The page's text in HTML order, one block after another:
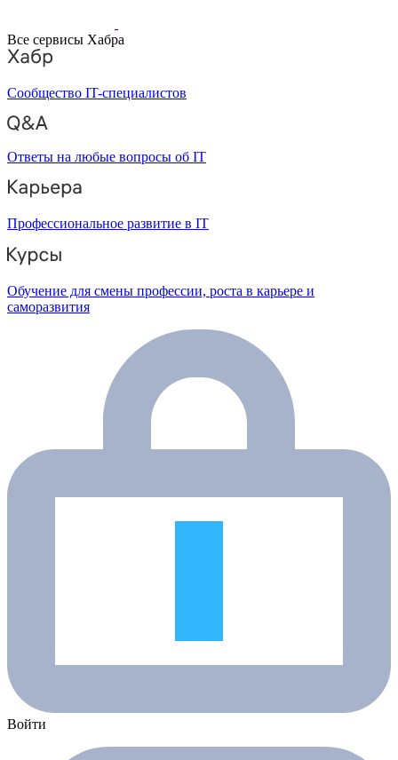
Все сервисы Хабра
Сообщество IT-специалистов
Ответы на любые вопросы об IT
Профессиональное развитие в IT
Обучение для смены профессии, роста в карьере и
саморазвития
Войти